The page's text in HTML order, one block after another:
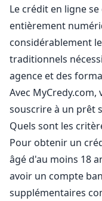
Le crédit en ligne
entièrement
considérablement
traditionnels
agence et des
Avec
souscrire à un prêt
Quels sont les
Pour obtenir un
âgé d'au moins 18
avoir un compte
supplémentaires